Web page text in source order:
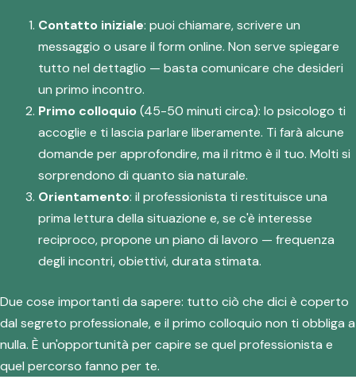
Contatto iniziale: puoi chiamare, scrivere un
messaggio o usare il form online. Non serve spiegare
tutto nel dettaglio — basta comunicare che desideri
un primo incontro.
Primo colloquio(45-50 minuti circa): lo psicologo ti
accoglie e ti lascia parlare liberamente. Ti farà alcune
domande per approfondire, ma il ritmo è il tuo. Molti si
sorprendono di quanto sia naturale.
Orientamento: il professionista ti restituisce una
prima lettura della situazione e, se c'è interesse
reciproco, propone un piano di lavoro — frequenza
degli incontri, obiettivi, durata stimata.
Due cose importanti da sapere: tutto ciò che dici è coperto
dal segreto professionale, e il primo colloquio non ti obbliga a
nulla. È un'opportunità per capire se quel professionista e
quel percorso fanno per te.